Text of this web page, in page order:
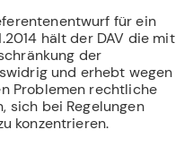
für ein
hält der DAV die mit
der
und erhebt wegen
Problemen rechtliche
sich bei Regelungen
konzentrieren.